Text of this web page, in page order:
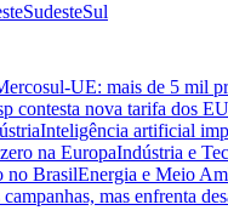
SudesteSul
UE: mais de 5 mil
contesta nova tarifa dos
Inteligência artificial
na EuropaIndústria e
no BrasilEnergia e Meio
mas enfrenta